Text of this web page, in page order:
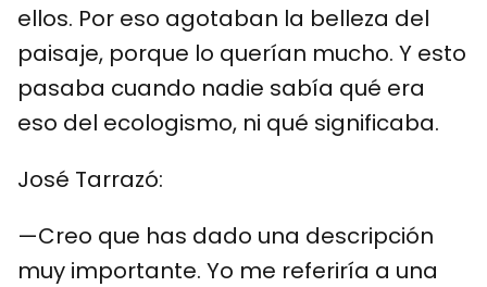
ellos. Por eso agotaban la belleza del
paisaje, porque lo querían mucho. Y esto
pasaba cuando nadie sabía qué era
eso del ecologismo, ni qué significaba.
José Tarrazó:
—Creo que has dado una descripción
muy importante. Yo me referiría a una